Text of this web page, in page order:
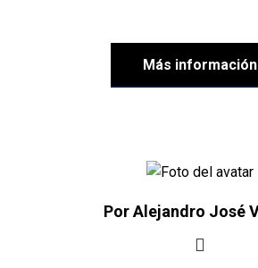
Más información
Por Alejandro José